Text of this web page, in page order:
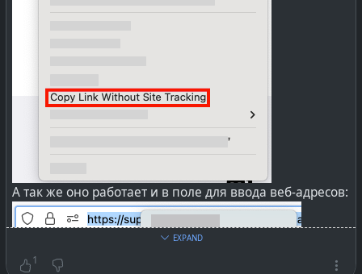
А так же оно работает и в поле для ввода веб-адресов:
EXPAND
1